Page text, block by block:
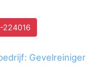
224016
Gevelreiniger